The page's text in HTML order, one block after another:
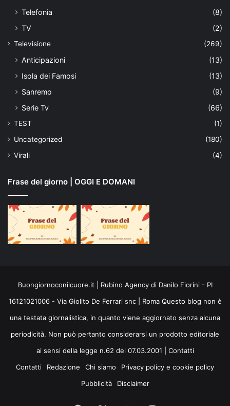
Telefonia
(8)
TV
(2)
Televisione (269)
Anticipazioni
(13)
Isola dei Famosi
(13)
Sanremo
(9)
Serie Tv
(66)
TEST
(1)
Uncategorized
(180)
Virali
(4)
Frase del giorno | OGGI E DOMANI
Buongiornoconilcuore.it | Rubino Agency di Danilo Fiorini - PI
16121021006 - Via Giolito De Ferrari snc | Roma Questo blog non è
una testata giornalistica, in quanto viene aggiornato senza alcuna
periodicità. Non può pertanto considerarsi un prodotto editoriale
ai sensi della legge n.62 del 07.03.2001 | Contatti
Contatti
Redazione Chi siamo
Privacy policy e cookie policy
Pubblicità
Disclaimer